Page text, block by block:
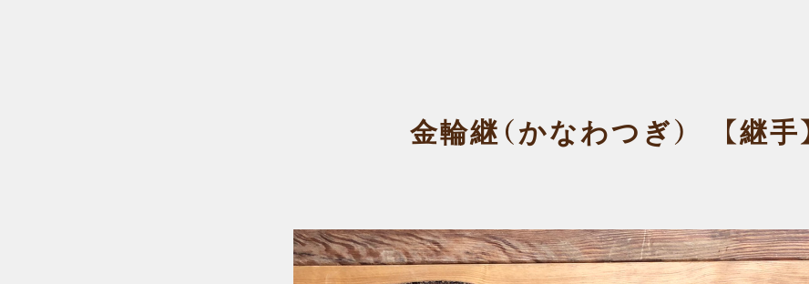
金輪継（かなわつぎ） 【継手】